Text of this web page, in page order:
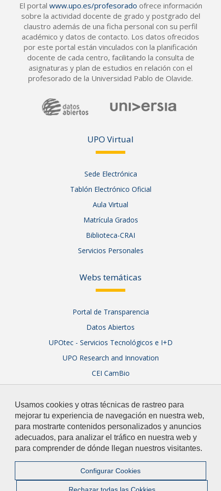
Usamos cookies y otras técnicas de rastreo para
mejorar tu experiencia de navegación en nuestra web,
para mostrarte contenidos personalizados y anuncios
adecuados, para analizar el tráfico en nuestra web y
para comprender de dónde llegan nuestros visitantes.
Configurar Cookies
El portal www.upo.es/profesorado ofrece información
sobre la actividad docente de grado y postgrado del
claustro además de una ficha personal con su perfil
académico y datos de contacto. Los datos ofrecidos
por este portal están vinculados con la planificación
docente de cada centro, facilitando la consulta de
asignaturas y plan de estudios en relación con el
profesorado de la Universidad Pablo de Olavide.
UPO Virtual
Sede Electrónica
Tablón Electrónico Oficial
Aula Virtual
Matrícula Grados
Biblioteca-CRAI
Servicios Personales
Webs temáticas
Portal de Transparencia
Datos Abiertos
UPOtec - Servicios Tecnológicos e I+D
UPO Research and Innovation
CEI CamBio
© 2026 Universidad Pablo de Olavide
Aviso Legal y Política de Privacidad
| Mapa web